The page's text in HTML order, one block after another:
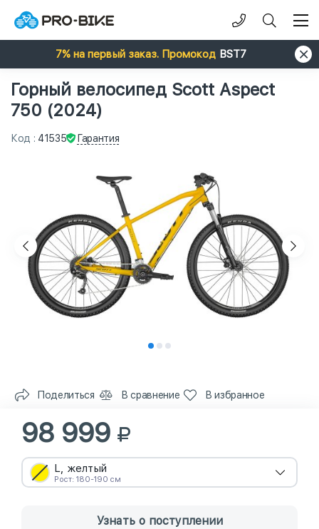
7% на первый заказ. Промокод BST7
Горный велосипед Scott Aspect
750 (2024)
Код : 41535 Гарантия
Поделиться В сравнение В избранное
98 999
L, желтый
Рост: 180-190 см
Узнать о поступлении